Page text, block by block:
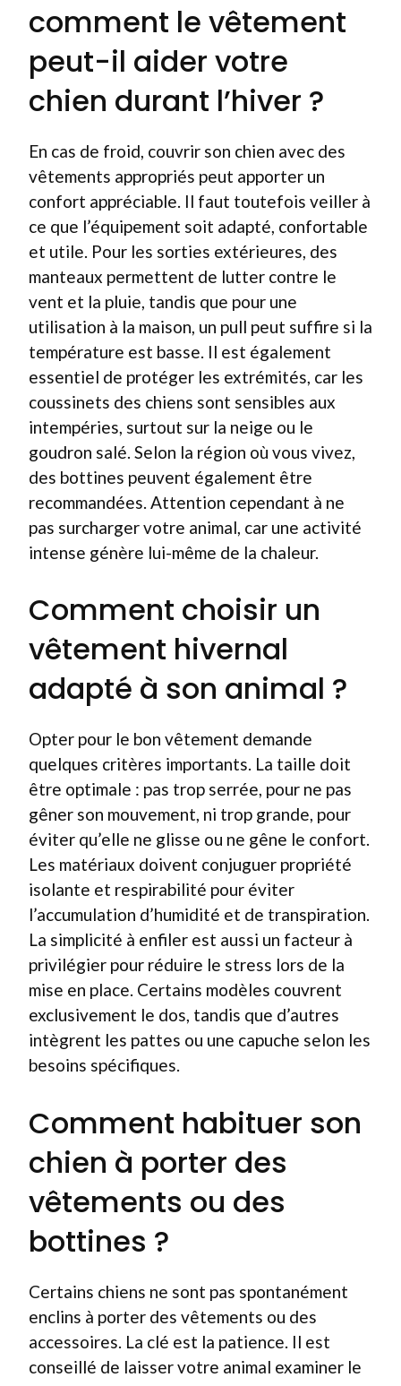
comment le vêtement
peut-il aider votre
chien durant l’hiver ?
En cas de froid, couvrir son chien avec des
vêtements appropriés peut apporter un
confort appréciable. Il faut toutefois veiller à
ce que l’équipement soit adapté, confortable
et utile. Pour les sorties extérieures, des
manteaux permettent de lutter contre le
vent et la pluie, tandis que pour une
utilisation à la maison, un pull peut suffire si la
température est basse. Il est également
essentiel de protéger les extrémités, car les
coussinets des chiens sont sensibles aux
intempéries, surtout sur la neige ou le
goudron salé. Selon la région où vous vivez,
des bottines peuvent également être
recommandées. Attention cependant à ne
pas surcharger votre animal, car une activité
intense génère lui-même de la chaleur.
Comment choisir un
vêtement hivernal
adapté à son animal ?
Opter pour le bon vêtement demande
quelques critères importants. La taille doit
être optimale : pas trop serrée, pour ne pas
gêner son mouvement, ni trop grande, pour
éviter qu’elle ne glisse ou ne gêne le confort.
Les matériaux doivent conjuguer propriété
isolante et respirabilité pour éviter
l’accumulation d’humidité et de transpiration.
La simplicité à enfiler est aussi un facteur à
privilégier pour réduire le stress lors de la
mise en place. Certains modèles couvrent
exclusivement le dos, tandis que d’autres
intègrent les pattes ou une capuche selon les
besoins spécifiques.
Comment habituer son
chien à porter des
vêtements ou des
bottines ?
Certains chiens ne sont pas spontanément
enclins à porter des vêtements ou des
accessoires. La clé est la patience. Il est
conseillé de laisser votre animal examiner le